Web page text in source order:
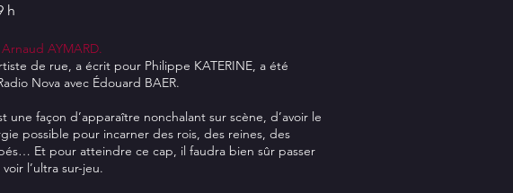
h
AYMARD.
de rue, a écrit pour Philippe KATERINE, a été
Nova avec Édouard BAER.
une façon d’apparaître nonchalant sur scène, d’avoir le
possible pour incarner des rois, des reines, des
Et pour atteindre ce cap, il faudra bien sûr passer
l’ultra sur-jeu.